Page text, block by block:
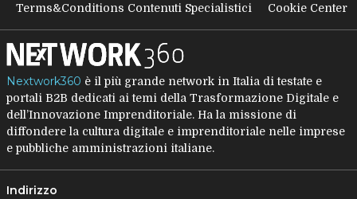
Terms&Conditions Contenuti Specialistici
Cookie Center
Nextwork360 è il più grande network in Italia di testate e
portali B2B dedicati ai temi della Trasformazione Digitale e
dell’Innovazione Imprenditoriale. Ha la missione di
diffondere la cultura digitale e imprenditoriale nelle imprese
e pubbliche amministrazioni italiane.
Indirizzo